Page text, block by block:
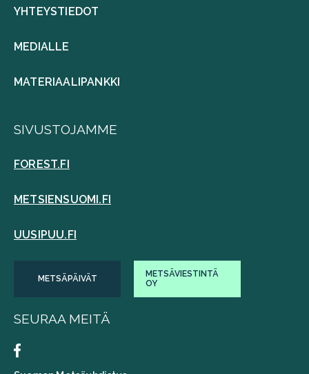
YHTEYSTIEDOT
MEDIALLE
MATERIAALIPANKKI
SIVUSTOJAMME
FOREST.FI
METSIENSUOMI.FI
UUSIPUU.FI
METSÄPÄIVÄT
METSÄVIESTINTÄ
OY
SEURAA MEITÄ